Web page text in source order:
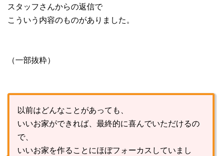
スタッフさんからの返信で
こういう内容のものがありました。
（一部抜粋）
以前はどんなことがあっても、
いいお家ができれば、最終的に喜んでいただけるの
で、
いいお家を作ることにほぼフォーカスしていまし